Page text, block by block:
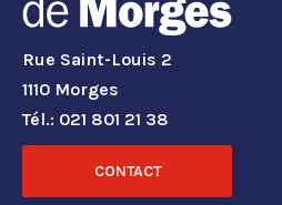
Rue Saint-Louis 2
1110 Morges
Tél.: 021 801 21 38
CONTACT